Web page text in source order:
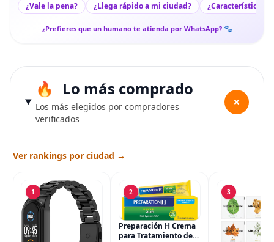
¿Vale la pena? ¿Llega rápido a mi ciudad? ¿Características
¿Prefieres que un humano te atienda por WhatsApp? 🐾
Lo más comprado
Los más elegidos por compradores
verificados
+
Ver rankings por ciudad →
1 2
Preparación H Crema
para Tratamiento de
3